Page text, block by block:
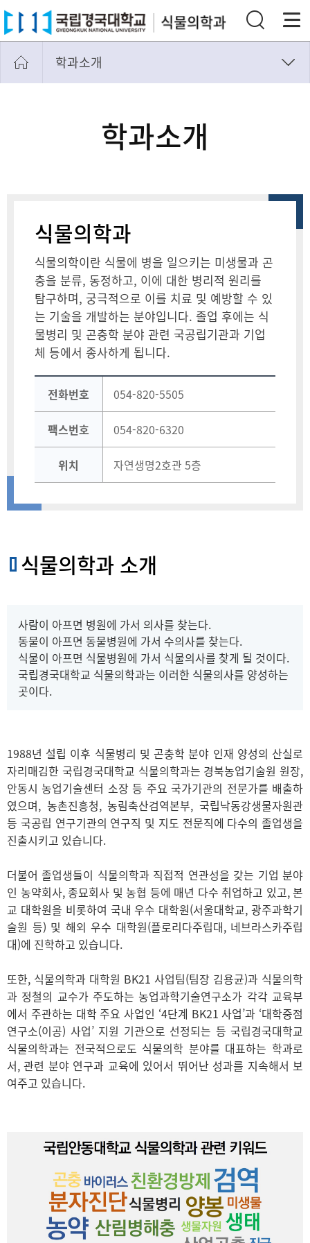
학과소개
찾아오시는길
학과소개
식물의학과
식물의학이란 식물에 병을 일으키는 미생물과 곤
충을 분류, 동정하고, 이에 대한 병리적 원리를
탐구하며, 궁극적으로 이를 치료 및 예방할 수 있
는 기술을 개발하는 분야입니다. 졸업 후에는 식
물병리 및 곤충학 분야 관련 국공립기관과 기업
체 등에서 종사하게 됩니다.
전화번호 054-820-5505
팩스번호 054-820-6320
위치 자연생명2호관 5층
식물의학과 소개
사람이 아프면 병원에 가서 의사를 찾는다.
동물이 아프면 동물병원에 가서 수의사를 찾는다.
식물이 아프면 식물병원에 가서 식물의사를 찾게 될 것이다.
국립경국대학교 식물의학과는 이러한 식물의사를 양성하는
곳이다.
1988년 설립 이후 식물병리 및 곤충학 분야 인재 양성의 산실로
자리매김한 국립경국대학교 식물의학과는 경북농업기술원 원장,
안동시 농업기술센터 소장 등 주요 국가기관의 전문가를 배출하
였으며, 농촌진흥청, 농림축산검역본부, 국립낙동강생물자원관
등 국공립 연구기관의 연구직 및 지도 전문직에 다수의 졸업생을
진출시키고 있습니다.
더불어 졸업생들이 식물의학과 직접적 연관성을 갖는 기업 분야
인 농약회사, 종묘회사 및 농협 등에 매년 다수 취업하고 있고, 본
교 대학원을 비롯하여 국내 우수 대학원(서울대학교, 광주과학기
술원 등) 및 해외 우수 대학원(플로리다주립대, 네브라스카주립
대)에 진학하고 있습니다.
또한, 식물의학과 대학원 BK21 사업팀(팀장 김용균)과 식물의학
과 정철의 교수가 주도하는 농업과학기술연구소가 각각 교육부
에서 주관하는 대학 주요 사업인 ‘4단계 BK21 사업’과 ‘대학중점
연구소(이공) 사업’ 지원 기관으로 선정되는 등 국립경국대학교
식물의학과는 전국적으로도 식물의학 분야를 대표하는 학과로
서, 관련 분야 연구과 교육에 있어서 뛰어난 성과를 지속해서 보
여주고 있습니다.